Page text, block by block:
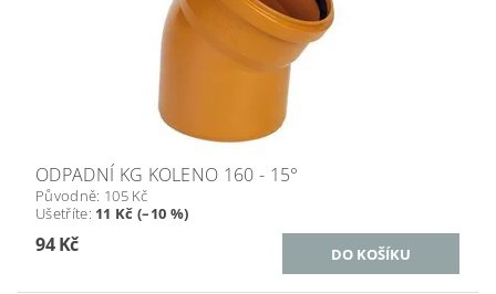
ODPADNÍ KG KOLENO 160 - 15°
Původně: 105 Kč
Ušetříte: 11 Kč (–10 %)
94 Kč